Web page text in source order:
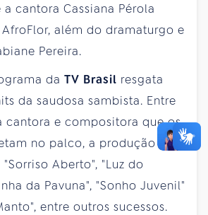
cantora Cassiana Pérola
além do dramaturgo e
Pereira.
da TV Brasil resgata
da saudosa sambista. Entre
cantora e compositora que os
no palco, a produção traz
Aberto", "Luz do
da Pavuna", "Sonho Juvenil"
entre outros sucessos.